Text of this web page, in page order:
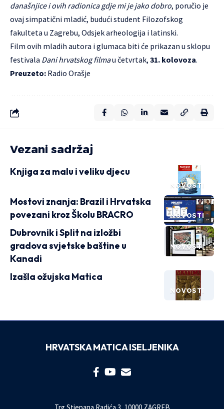
današnjice i ovih radionica gdje mi je jako dobro, poručio je
ovaj simpatični mladić, budući student Filozofskog
fakulteta u Zagrebu, Odsjek arheologija i latinski.
Film ovih mladih autora i glumaca biti će prikazan u sklopu
festivala Dani hrvatskog filmau četvrtak, 31. kolovoza.
Preuzeto: Radio Orašje
Vezani sadržaj
NOVOSTI
Knjiga za malu i veliku djecu
NOVOSTI
Mostovi znanja: Brazil i Hrvatska
povezani kroz Školu BRACRO
NOVOSTI
Dubrovnik i Split na izložbi
gradova svjetske baštine u
Kanadi
NOVOSTI
Izašla ožujska Matica
HRVATSKA MATICA ISELJENIKA